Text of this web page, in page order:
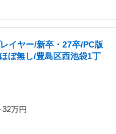
イヤー/新卒・27卒/PC版
ぼ無し/豊島区西池袋1丁
32万円